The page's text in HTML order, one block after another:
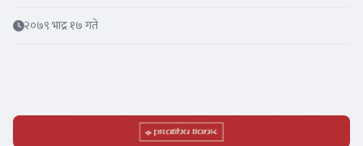
२०७९ भाद्र १७ गते